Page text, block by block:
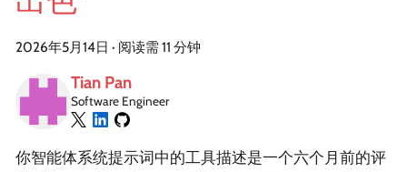
2026年5月14日 · 阅读需 11 分钟
Tian Pan
Software Engineer
你智能体系统提示词中的工具描述是一个六个月前的评